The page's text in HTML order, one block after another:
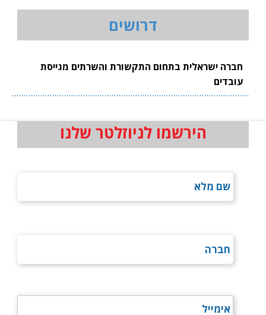
דרושים
חברה ישראלית בתחום התקשורת והשרתים מגייסת
עובדים
הירשמו לניוזלטר שלנו